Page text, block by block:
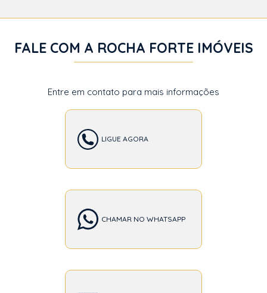
FALE COM A ROCHA FORTE IMÓVEIS
Entre em contato para mais informações
LIGUE AGORA
CHAMAR NO WHATSAPP